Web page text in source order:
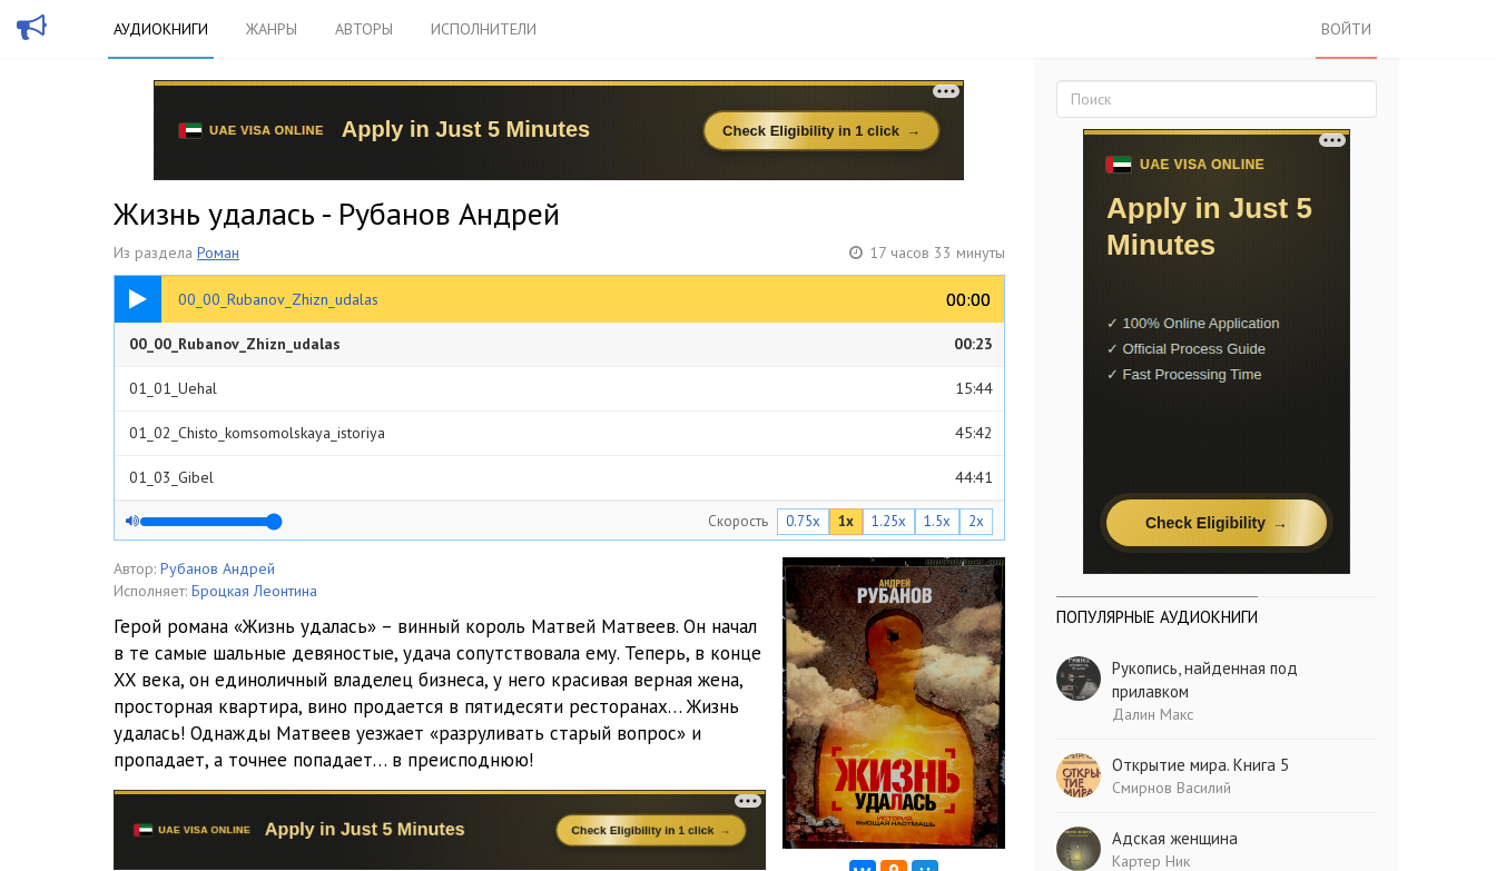
АУДИОКНИГИ ЖАНРЫ АВТОРЫ ИСПОЛНИТЕЛИ ВОЙТИ
Жизнь удалась - Рубанов Андрей
Из раздела Роман 17 часов 33 минуты
00_00_Rubanov_Zhizn_udalas 00:00
00:00
00:23
00_00_Rubanov_Zhizn_udalas 00:23
01_01_Uehal 15:44
01_02_Chisto_komsomolskaya_istoriya 45:42
01_03_Gibel 44:41
01_04_Butleger 46:51
01_05_Naydi_moego_muzha 45:57
26:44
01_07_Probil 53:21
01_08_Pozdravlyaem,_ty_umer 11:09
01_09_Devochka_so_shramom 31:46
01_10_Traktoristy 39:07
01_11_Vratar 23:17
Скорость 0.75x 1x 1.25x 1.5x 2x
Автор: Рубанов Андрей
Исполняет: Броцкая Леонтина
Герой романа «Жизнь удалась» – винный король Матвей Матвеев. Он начал
в те самые шальные девяностые, удача сопутствовала ему. Теперь, в конце
XX века, он единоличный владелец бизнеса, у него красивая верная жена,
просторная квартира, вино продается в пятидесяти ресторанах… Жизнь
удалась! Однажды Матвеев уезжает «разруливать старый вопрос» и
пропадает, а точнее попадает… в преисподнюю!
ПОПУЛЯРНЫЕ АУДИОКНИГИ
Рукопись, найденная под
прилавком
Далин Макс
Открытие мира. Книга 5
Смирнов Василий
Адская женщина
Картер Ник